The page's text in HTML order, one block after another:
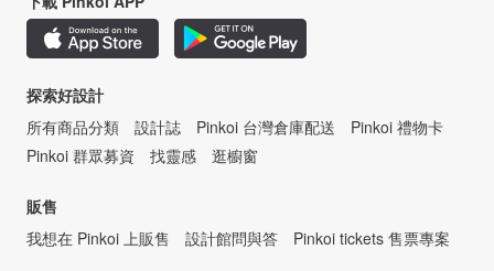
探索好設計
所有商品分類
設計誌 Pinkoi 台灣倉庫配送
Pinkoi 禮物卡
Pinkoi 群眾募資
找靈感 逛櫥窗
販售
我想在 Pinkoi 上販售
設計館問與答 Pinkoi tickets 售票專案